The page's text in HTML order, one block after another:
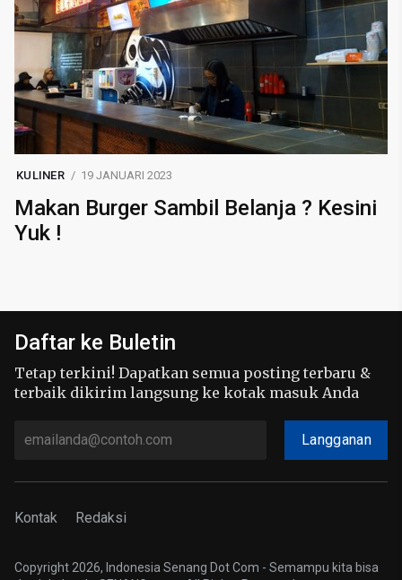
KULINER 19 JANUARI 2023
Makan Burger Sambil Belanja ? Kesini
Yuk !
Daftar ke Buletin
Tetap terkini! Dapatkan semua posting terbaru &
terbaik dikirim langsung ke kotak masuk Anda
Langganan
Kontak Redaksi
Copyright 2026, Indonesia Senang Dot Com - Semampu kita bisa